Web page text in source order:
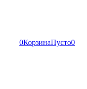
0КорзинаПусто0